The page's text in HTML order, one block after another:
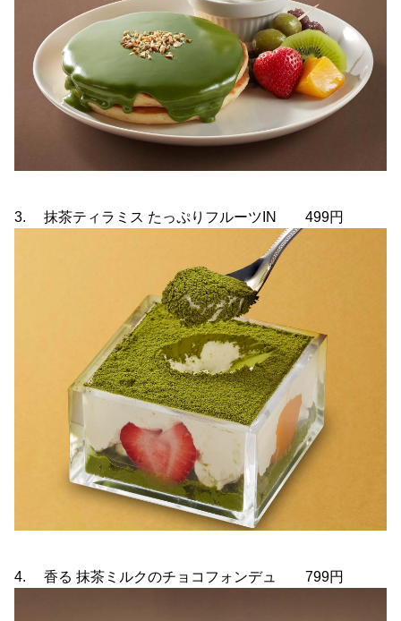
3. 抹茶ティラミス たっぷりフルーツIN 499円
4. 香る 抹茶ミルクのチョコフォンデュ 799円